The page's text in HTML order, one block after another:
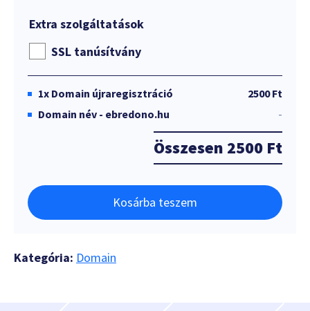
Extra szolgáltatások
SSL tanúsítvány
1x Domain újraregisztráció
2500 Ft
Domain név - ebredono.hu
-
Összesen 2500 Ft
Kosárba teszem
Kategória: Domain